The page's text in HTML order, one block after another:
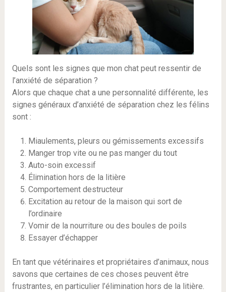
Quels sont les signes que mon chat peut ressentir de
l’anxiété de séparation ?
Alors que chaque chat a une personnalité différente, les
signes généraux d’anxiété de séparation chez les félins
sont :
Miaulements, pleurs ou gémissements excessifs
Manger trop vite ou ne pas manger du tout
Auto-soin excessif
Élimination hors de la litière
Comportement destructeur
Excitation au retour de la maison qui sort de
l’ordinaire
Vomir de la nourriture ou des boules de poils
Essayer d’échapper
En tant que vétérinaires et propriétaires d’animaux, nous
savons que certaines de ces choses peuvent être
frustrantes, en particulier l’élimination hors de la litière.